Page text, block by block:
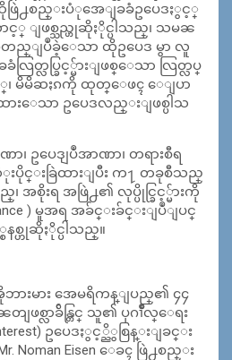
ထိုဖြဲ႕စည္းပံုအေျခခံဥပေဒႏွင့္
ျဖစ္သည္ဟုဆိုႏိုင္ပါသည္၊ သမၼ
အတည္ျပဳခဲ့ေသာ ထိုဥပေဒ မွာ လူ
တ္လပ္ခြင့္မ်ားျဖစ္ေသာ လြတ္လပ္
၊ မိမိဆႏၵကို ထုတ္ေဖၚ ေျပာ
ားေသာ ဥပေဒလည္းျဖစ္ပါသ
၊ ဥပေဒျပဳအာဏာ၊ တရားစီရ
င္းခြဲထားျပီး က႑ တခုစီသည္
သည္၊ အစိုးရ အဖြဲ႕၏ လုပ္ပိုင္ခြင့္မ်ားကို
) မူအရ အခ်င္းခ်င္းျပဳျပင္
ဟုဆိုႏိုင္ပါသည္။
ားမား အေမရိကန္ျပည္၏ ၄၄
စ္လာခ်ိန္တြင္ သူ၏ ပုဂၢိဳလ္ေရး
Interest) ဥပေဒႏွင့္ညိွစြန္းျခင္း
Noman Eisen ေခၚ ဖြဲ႕စည္း